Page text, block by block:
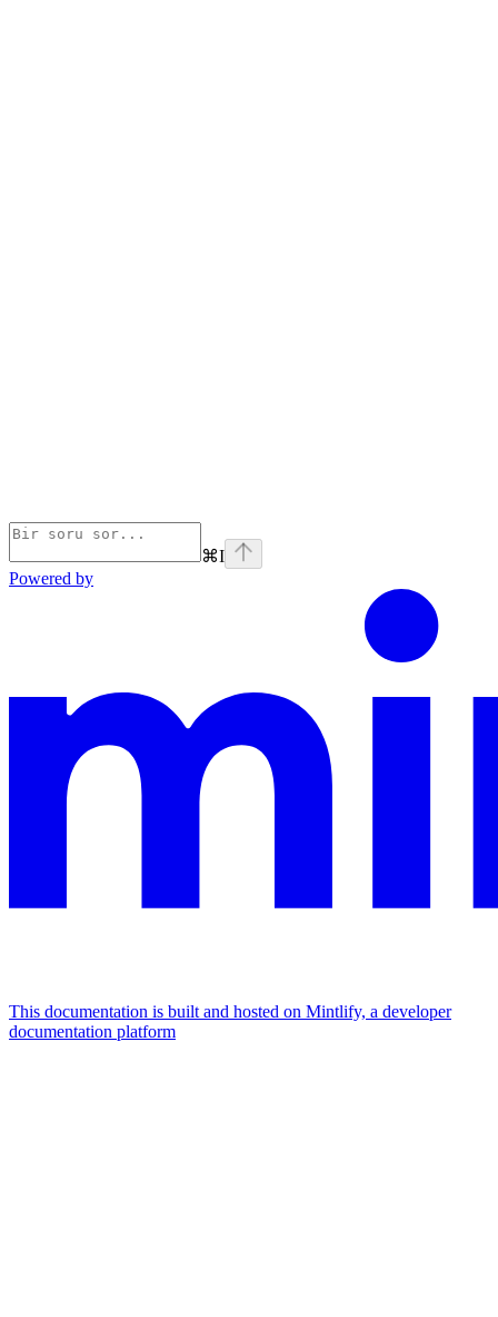
⌘I
Powered by
This documentation is built and hosted on Mintlify, a developer
documentation platform